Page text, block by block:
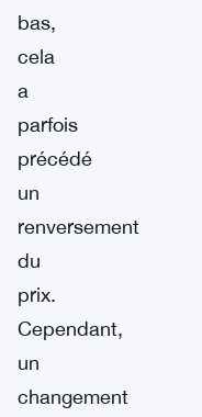
bas,
cela
a
parfois
précédé
un
renversement
du
prix.
Cependant,
un
changement